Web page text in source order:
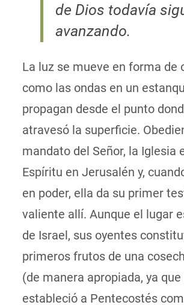
de Dios todavía
avanzando.
La luz se mueve en forma de
como las ondas en un
propagan desde el punto
atravesó la superficie.
mandato del Señor, la Iglesia
Espíritu en Jerusalén y,
en poder, ella da su primer
valiente allí. Aunque el lugar
de Israel, sus oyentes
primeros frutos de una
(de manera apropiada, ya que
estableció a Pentecostés